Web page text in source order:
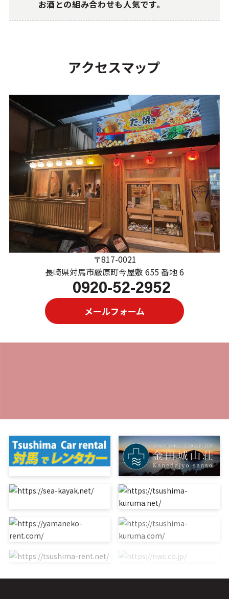
お酒との組み合わせも人気です。
アクセスマップ
〒817-0021
長崎県対馬市厳原町今屋敷 655 番地 6
0920-52-2952
メールフォーム